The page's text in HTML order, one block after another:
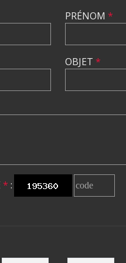
PRÉNOM *
OBJET *
* :